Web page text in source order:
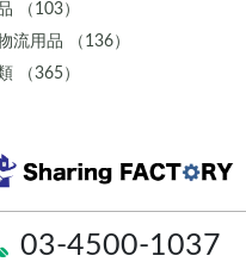
03-4500-1037
（103）
流用品 （136）
（365）